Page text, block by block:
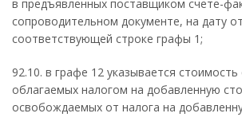
в предъявленных поставщиком счете-
сопроводительном документе, на дату
соответствующей строке графы 1;
92.10. в графе 12 указывается
облагаемых налогом на добавленную
освобождаемых от налога на